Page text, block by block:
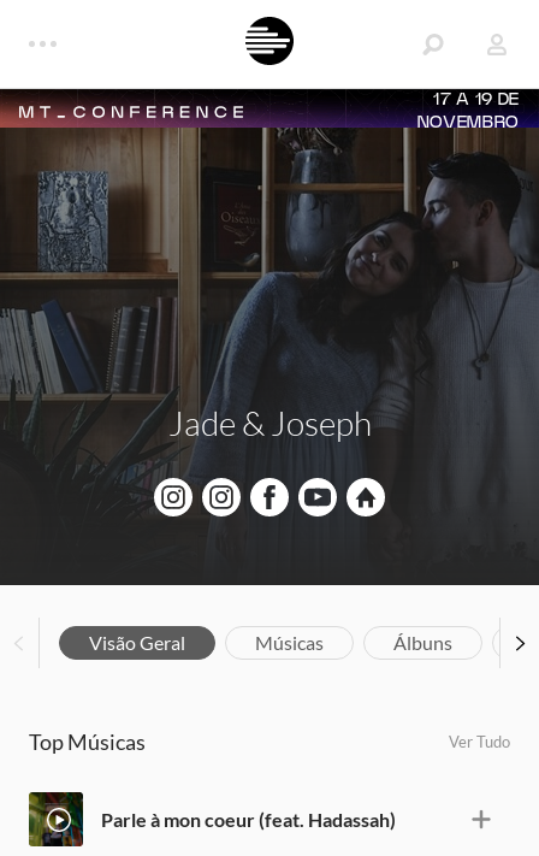
17 A 19 DE
NOVEMBRO
Jade & Joseph
Visão Geral Músicas Álbuns
Top Músicas Ver Tudo
Parle à mon coeur (feat. Hadassah)